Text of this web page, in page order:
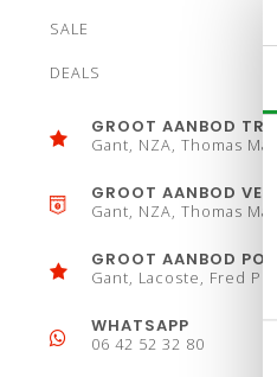
SALE
DEALS
GROOT AANBOD
Gant, NZA, Thomas
GROOT AANBOD
Gant, NZA, Thomas
GROOT AANBOD
Gant, Lacoste, Fred
WHATSAPP
06 42 52 32 80